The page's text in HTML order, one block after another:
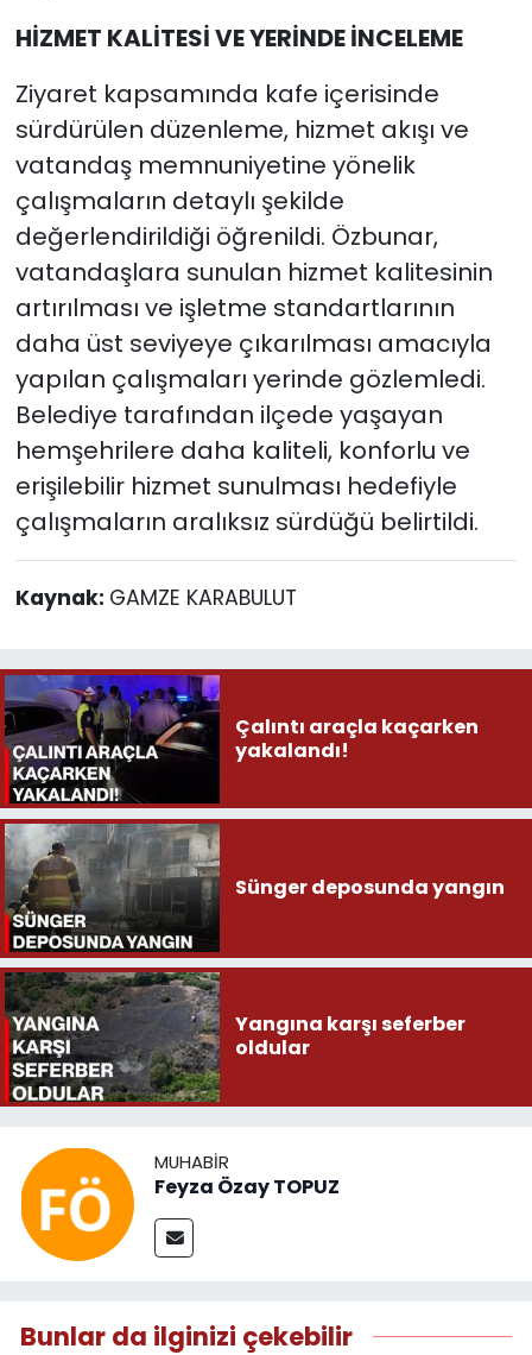
HİZMET KALİTESİ VE YERİNDE İNCELEME
Ziyaret kapsamında kafe içerisinde
sürdürülen düzenleme, hizmet akışı ve
vatandaş memnuniyetine yönelik
çalışmaların detaylı şekilde
değerlendirildiği öğrenildi. Özbunar,
vatandaşlara sunulan hizmet kalitesinin
artırılması ve işletme standartlarının
daha üst seviyeye çıkarılması amacıyla
yapılan çalışmaları yerinde gözlemledi.
Belediye tarafından ilçede yaşayan
hemşehrilere daha kaliteli, konforlu ve
erişilebilir hizmet sunulması hedefiyle
çalışmaların aralıksız sürdüğü belirtildi.
Kaynak: GAMZE KARABULUT
Çalıntı araçla kaçarken
yakalandı!
Sünger deposunda yangın
Yangına karşı seferber
oldular
MUHABIR
Feyza Özay TOPUZ
Bunlar da ilginizi çekebilir